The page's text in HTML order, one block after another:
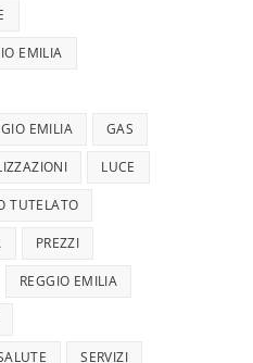
EMILIA
EMILIA GAS
LUCE
TUTELATO
PREZZI
REGGIO EMILIA
SERVIZI